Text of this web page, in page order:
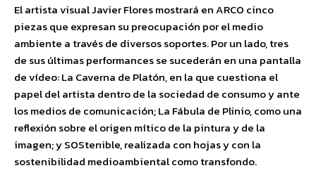
El artista visual Javier Flores mostrará en ARCO cinco
piezas que expresan su preocupación por el medio
ambiente a través de diversos soportes. Por un lado, tres
de sus últimas performances se sucederán en una pantalla
de vídeo: La Caverna de Platón, en la que cuestiona el
papel del artista dentro de la sociedad de consumo y ante
los medios de comunicación; La Fábula de Plinio, como una
reflexión sobre el origen mítico de la pintura y de la
imagen; y SOStenible, realizada con hojas y con la
sostenibilidad medioambiental como transfondo.